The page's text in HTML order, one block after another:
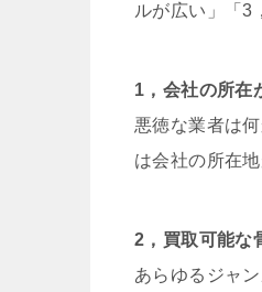
ルが広い」「3
1，会社の所在
悪徳な業者は
は会社の所在
2，買取可能な
あらゆるジャ